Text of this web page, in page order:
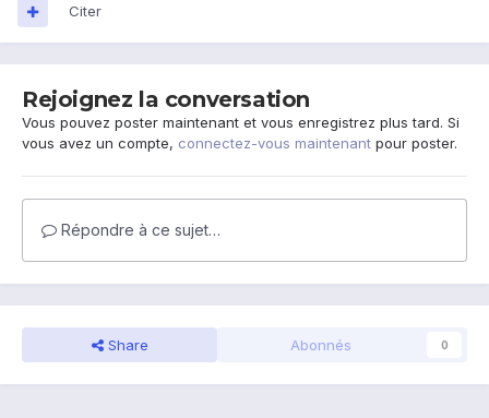
Citer
Rejoignez la conversation
Vous pouvez poster maintenant et vous enregistrez plus tard. Si
vous avez un compte, connectez-vous maintenant pour poster.
Répondre à ce sujet…
Share Abonnés 0